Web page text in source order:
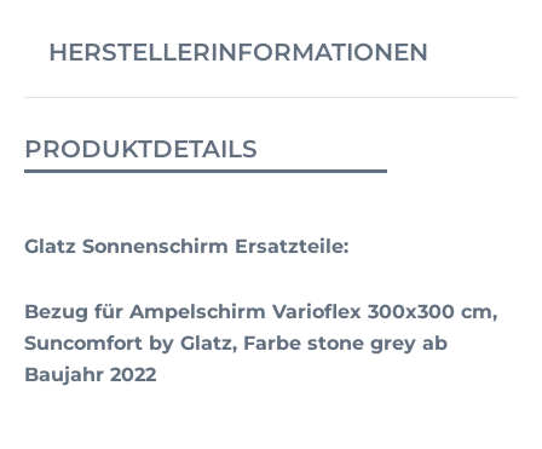
HERSTELLERINFORMATIONEN
PRODUKTDETAILS
Glatz Sonnenschirm Ersatzteile:
Bezug für Ampelschirm Varioflex 300x300 cm,
Suncomfort by Glatz, Farbe stone grey ab
Baujahr 2022